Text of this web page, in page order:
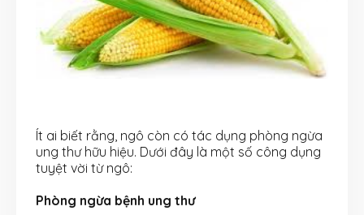
Ít ai biết rằng, ngô còn có tác dụng phòng ngừa
ung thư hữu hiệu. Dưới đây là một số công dụng
tuyệt vời từ ngô:
Phòng ngừa bệnh ung thư